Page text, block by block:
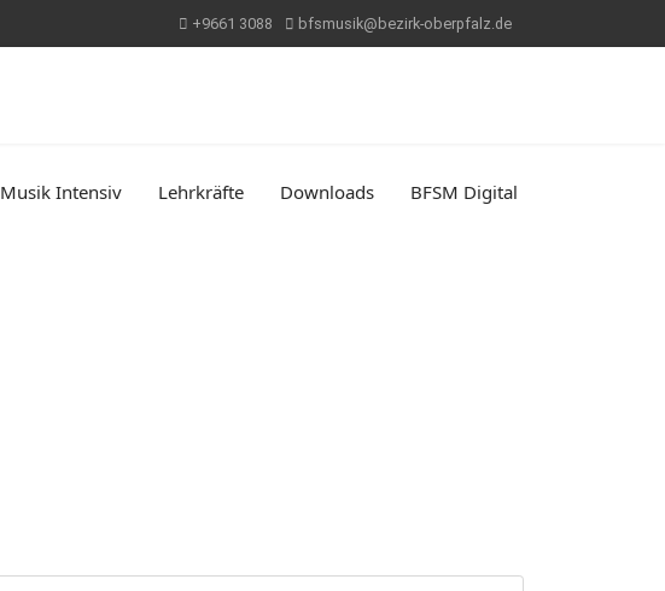
+9661 3088 bfsmusik@bezirk-oberpfalz.de
Musik Intensiv Lehrkräfte Downloads BFSM Digital